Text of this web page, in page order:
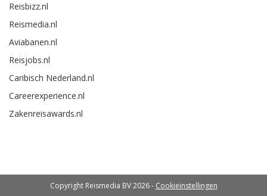
Reisbizz.nl
Reismedia.nl
Aviabanen.nl
Reisjobs.nl
Caribisch Nederland.nl
Careerexperience.nl
Zakenreisawards.nl
Copyright Reismedia BV 2026 - Cookieinstellingen